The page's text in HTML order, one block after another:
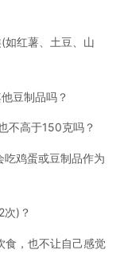
如红薯、土豆、山
豆制品吗？
不高于150克吗？
鸡蛋或豆制品作为
次)？
食，也不让自己感觉